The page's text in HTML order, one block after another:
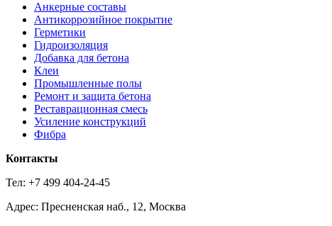
Анкерные составы
Антикоррозийное покрытие
Герметики
Гидроизоляция
Добавка для бетона
Клеи
Промышленные полы
Ремонт и защита бетона
Реставрационная смесь
Усиление конструкций
Фибра
Контакты
Тел: +7 499 404-24-45
Адрес: Пресненская наб., 12, Москва